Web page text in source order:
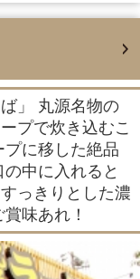
」 丸源名物の
プで炊き込むこ
プに移した絶品
中に入れると
っきりとした濃
味あれ！